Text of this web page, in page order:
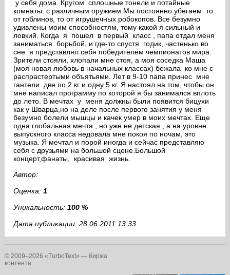
у себя дома. Кругом сплошные тонели и потайные
комнаты с различным оружием.Мы постоянно убегаем то
от гоблинов, то от игрушечных робокопов. Все безумно
удивлены моим способностям, тому какой я сильный и
ловкий. Когда я пошел в первый класс , папа отдал меня
заниматься борьбой, и где-то спустя годик, частенько во
сне я представлял себя победителем чемпионатов мира.
Зрители стояли, хлопали мне стоя, а моя соседка Маша
(моя новая любовь в начальных классах) бежала ко мне с
распрастертыми объятьями. Лет в 9-10 папа принес мне
гантели две по 2 кг и одну 5 кг. Я настоял на том, чтобы он
мне написал программу по которой я бы занимался вплоть
до лето. В мечтах у меня должны были появится бицухи
как у Шварца,но на деле после первого занятия у меня
безумно болели мышцы и качек умер в моих мечтах. Еще
одна глобальная мечта , но уже не детская , а на уровне
выпускного класса недовала мне покоя по ночам, это
музыка. Я мечтал и порой иногда и сейчас представляю
себя с друзьями на большой сцене.Большой
концерт,фанаты, красивая жизнь.
Автор:
Оценка: 1
Уникальность: 100 %
Дата публикации: 28.06.2011 13:33
© 2009–2026 «TurboText» — биржа
контента